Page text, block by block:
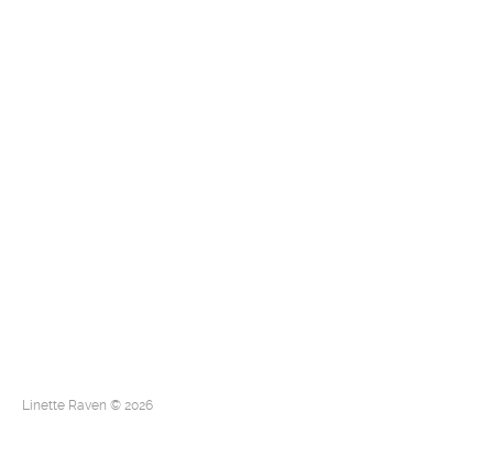
Linette Raven © 2026